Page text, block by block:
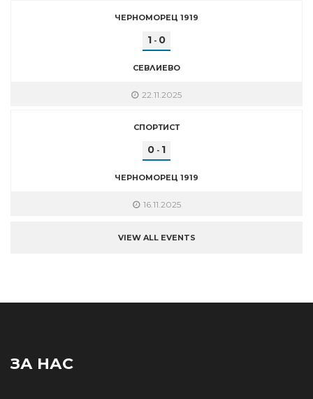
ЧЕРНОМОРЕЦ 1919
1 - 0
СЕВЛИЕВО
22.11.2025
СПОРТИСТ
0 - 1
ЧЕРНОМОРЕЦ 1919
16.11.2025
VIEW ALL EVENTS
ЗА НАС